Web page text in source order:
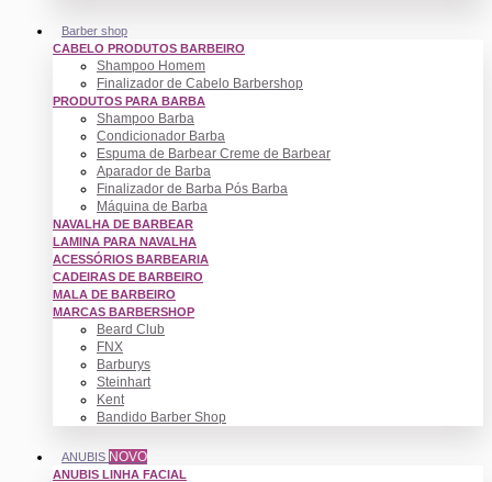
Barber shop
CABELO PRODUTOS BARBEIRO
Shampoo Homem
Finalizador de Cabelo Barbershop
PRODUTOS PARA BARBA
Shampoo Barba
Condicionador Barba
Espuma de Barbear Creme de Barbear
Aparador de Barba
Finalizador de Barba Pós Barba
Máquina de Barba
NAVALHA DE BARBEAR
LAMINA PARA NAVALHA
ACESSÓRIOS BARBEARIA
CADEIRAS DE BARBEIRO
MALA DE BARBEIRO
MARCAS BARBERSHOP
Beard Club
FNX
Barburys
Steinhart
Kent
Bandido Barber Shop
ANUBIS NOVO
ANUBIS LINHA FACIAL